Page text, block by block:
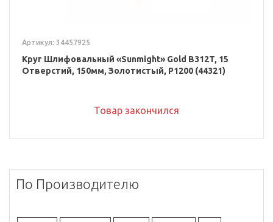
Артикул: 34457925
Круг Шлифовальный «Sunmight» Gold B312T, 15
Отверстий, 150мм, Золотистый, P1200 (44321)
Товар закончился
По Производителю